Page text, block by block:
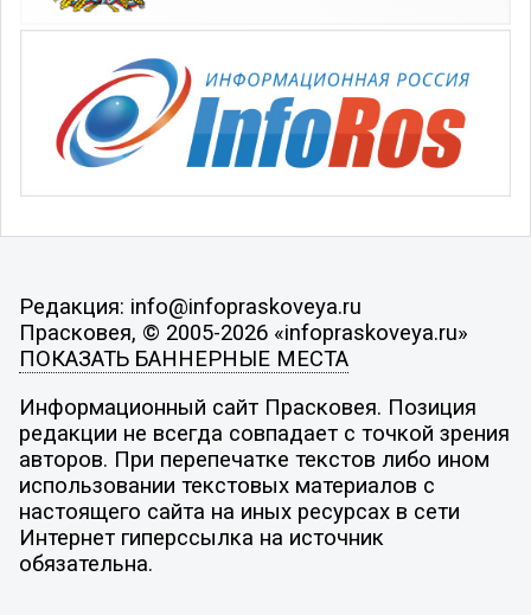
Редакция: info@infopraskoveya.ru
Прасковея, © 2005-2026 «infopraskoveya.ru»
ПОКАЗАТЬ БАННЕРНЫЕ МЕСТА
Информационный сайт Прасковея. Позиция
редакции не всегда совпадает с точкой зрения
авторов. При перепечатке текстов либо ином
использовании текстовых материалов с
настоящего сайта на иных ресурсах в сети
Интернет гиперссылка на источник
обязательна.